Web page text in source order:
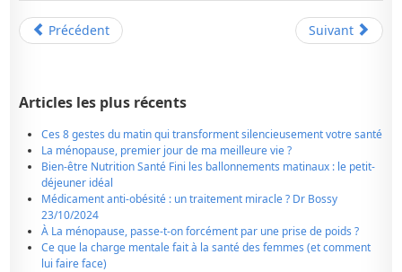
Précédent Suivant
Articles les plus récents
Ces 8 gestes du matin qui transforment silencieusement votre santé
La ménopause, premier jour de ma meilleure vie ?
Bien-être Nutrition Santé Fini les ballonnements matinaux : le petit-
déjeuner idéal
Médicament anti-obésité : un traitement miracle ? Dr Bossy
23/10/2024
À La ménopause, passe-t-on forcément par une prise de poids ?
Ce que la charge mentale fait à la santé des femmes (et comment
lui faire face)